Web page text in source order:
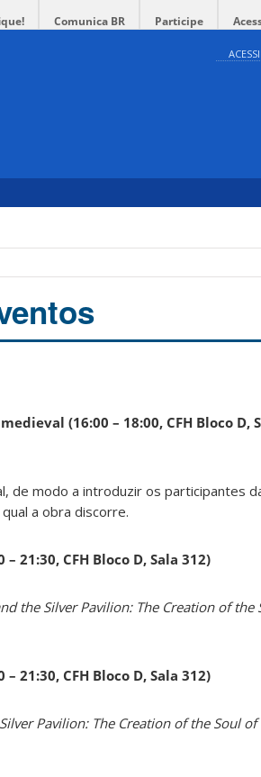
Comunica BR Participe
(16:00 – 18:00, CFH Bloco D,
de modo a introduzir os participantes
a obra discorre.
– 21:30, CFH Bloco D, Sala 312)
the Silver Pavilion: The Creation of the
– 21:30, CFH Bloco D, Sala 312)
Pavilion: The Creation of the Soul of